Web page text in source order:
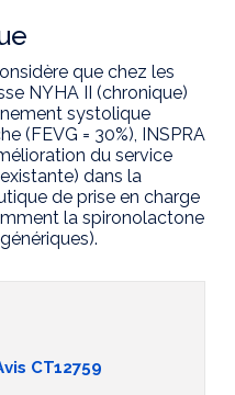
que chez les
NYHA II (chronique)
systolique
(FEVG = 30%), INSPRA
du service
dans la
de prise en charge
la spironolactone
CT12759